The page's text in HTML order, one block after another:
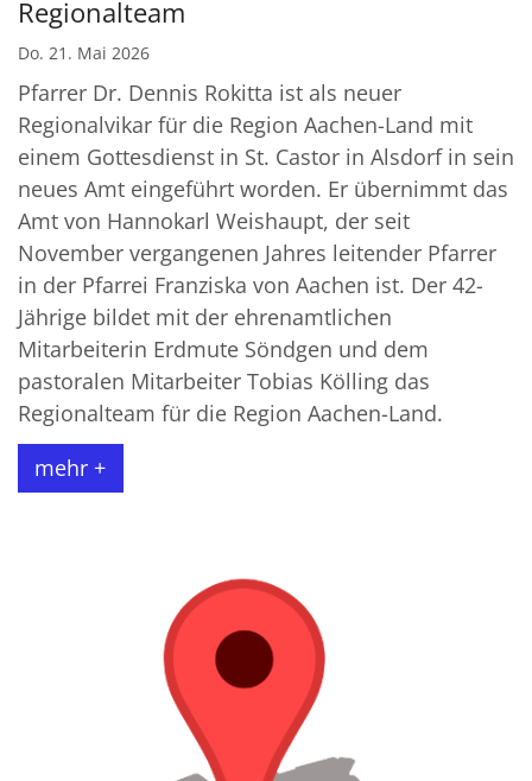
Regionalteam
Do. 21. Mai 2026
Pfarrer Dr. Dennis Rokitta ist als neuer
Regionalvikar für die Region Aachen-Land mit
einem Gottesdienst in St. Castor in Alsdorf in sein
neues Amt eingeführt worden. Er übernimmt das
Amt von Hannokarl Weishaupt, der seit
November vergangenen Jahres leitender Pfarrer
in der Pfarrei Franziska von Aachen ist. Der 42-
Jährige bildet mit der ehrenamtlichen
Mitarbeiterin Erdmute Söndgen und dem
pastoralen Mitarbeiter Tobias Kölling das
Regionalteam für die Region Aachen-Land.
mehr +